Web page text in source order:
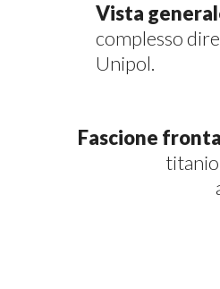
Vista
complesso
Unipol.
Fascione